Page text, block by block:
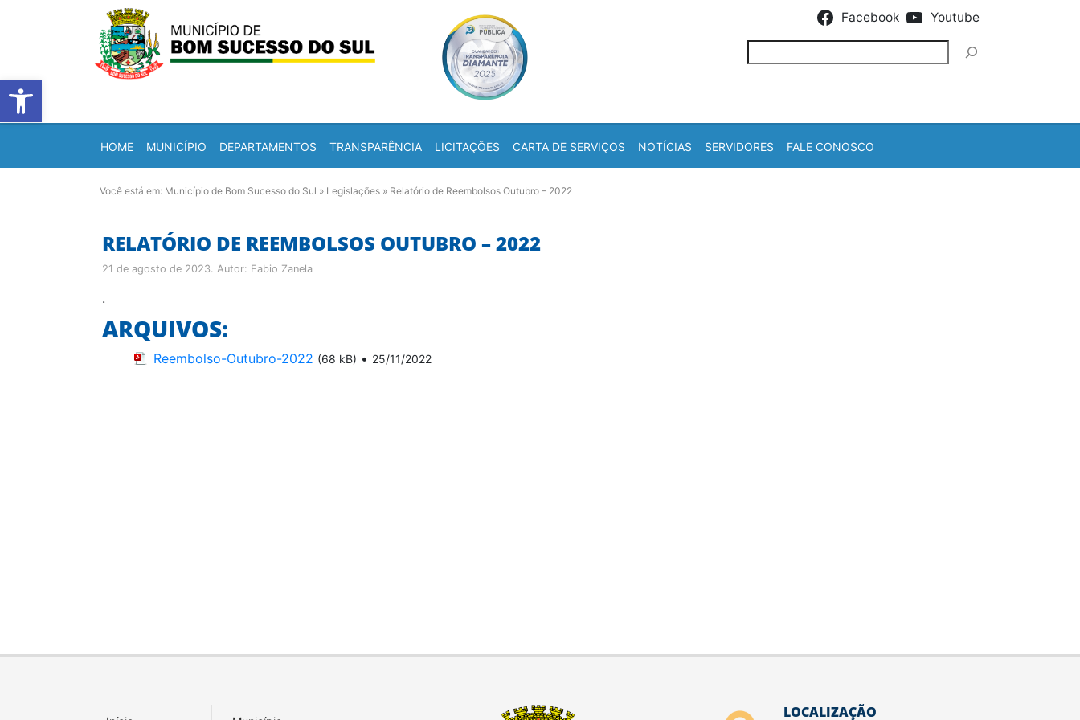
Barra de Ferramentas Aberta
Facebook Youtube
HOME MUNICÍPIO DEPARTAMENTOS TRANSPARÊNCIA LICITAÇÕES CARTA DE SERVIÇOS NOTÍCIAS SERVIDORES FALE CONOSCO
Você está em: Município de Bom Sucesso do Sul » Legislações » Relatório de Reembolsos Outubro – 2022
RELATÓRIO DE REEMBOLSOS OUTUBRO – 2022
21 de agosto de 2023. Autor: Fabio Zanela
.
ARQUIVOS:
Reembolso-Outubro-2022 (68 kB) • 25/11/2022
LOCALIZAÇÃO